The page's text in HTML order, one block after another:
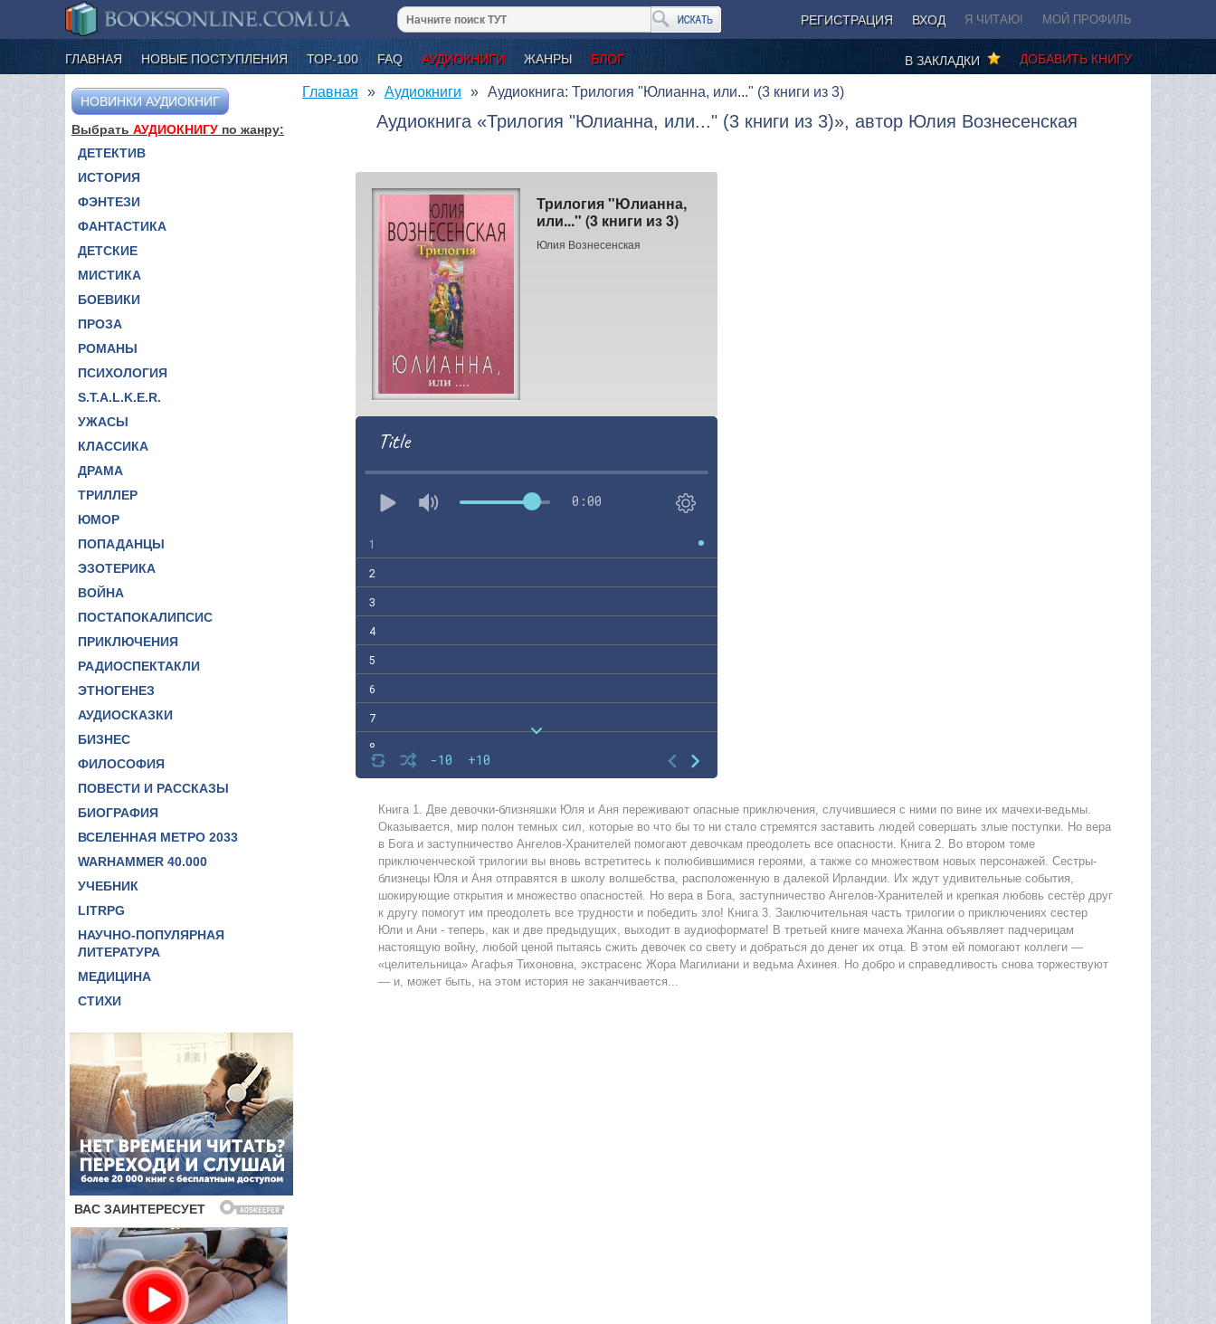
РЕГИСТРАЦИЯ ВХОД Я ЧИТАЮ! МОЙ ПРОФИЛЬ
ГЛАВНАЯ НОВЫЕ ПОСТУПЛЕНИЯ ТОР-100 FAQ АУДИОКНИГИ ЖАНРЫ БЛОГ ДОБАВИТЬ КНИГУ
В ЗАКЛАДКИ
НОВИНКИ АУДИОКНИГ
Выбрать АУДИОКНИГУ по жанру:
ДЕТЕКТИВ
ИСТОРИЯ
ФЭНТЕЗИ
ФАНТАСТИКА
ДЕТСКИЕ
МИСТИКА
БОЕВИКИ
ПРОЗА
РОМАНЫ
ПСИХОЛОГИЯ
S.T.A.L.K.E.R.
УЖАСЫ
КЛАССИКА
ДРАМА
ТРИЛЛЕР
ЮМОР
ПОПАДАНЦЫ
ЭЗОТЕРИКА
ВОЙНА
ПОСТАПОКАЛИПСИС
ПРИКЛЮЧЕНИЯ
РАДИОСПЕКТАКЛИ
ЭТНОГЕНЕЗ
АУДИОСКАЗКИ
БИЗНЕС
ФИЛОСОФИЯ
ПОВЕСТИ И РАССКАЗЫ
БИОГРАФИЯ
ВСЕЛЕННАЯ МЕТРО 2033
WARHAMMER 40.000
УЧЕБНИК
LITRPG
НАУЧНО-ПОПУЛЯРНАЯ
ЛИТЕРАТУРА
МЕДИЦИНА
СТИХИ
Главная Аудиокниги Аудиокнига: Трилогия "Юлианна, или..." (3 книги из 3)
Аудиокнига «Трилогия "Юлианна, или..." (3 книги из 3)», автор Юлия Вознесенская
Трилогия "Юлианна,
или..." (3 книги из 3)
Юлия Вознесенская
Title
0:00
-10 +10
1
2
3
4
5
6
7
8
9
10
11
12
13
14
15
Книга 1. Две девочки-близняшки Юля и Аня переживают опасные приключения, случившиеся с ними по вине их мачехи-ведьмы.
Оказывается, мир полон темных сил, которые во что бы то ни стало стремятся заставить людей совершать злые поступки. Но вера
в Бога и заступничество Ангелов-Хранителей помогают девочкам преодолеть все опасности. Книга 2. Во втором томе
приключенческой трилогии вы вновь встретитесь к полюбившимися героями, а также со множеством новых персонажей. Сестры-
близнецы Юля и Аня отправятся в школу волшебства, расположенную в далекой Ирландии. Их ждут удивительные события,
шокирующие открытия и множество опасностей. Но вера в Бога, заступничество Ангелов-Хранителей и крепкая любовь сестёр друг
к другу помогут им преодолеть все трудности и победить зло! Книга 3. Заключительная часть трилогии о приключениях сестер
Юли и Ани - теперь, как и две предыдущих, выходит в аудиоформате! В третьей книге мачеха Жанна объявляет падчерицам
настоящую войну, любой ценой пытаясь сжить девочек со свету и добраться до денег их отца. В этом ей помогают коллеги —
«целительница» Агафья Тихоновна, экстрасенс Жора Магилиани и ведьма Ахинея. Но добро и справедливость снова торжествуют
— и, может быть, на этом история не заканчивается...